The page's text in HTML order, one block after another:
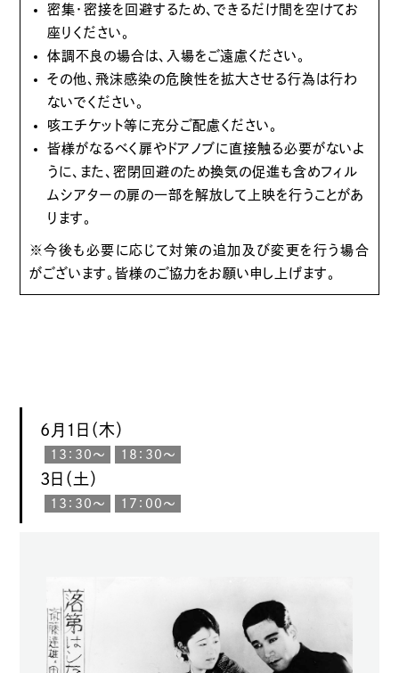
密集・密接を回避するため、できるだけ間を空けてお
座りください。
体調不良の場合は、入場をご遠慮ください。
その他、飛沫感染の危険性を拡大させる行為は行わ
ないでください。
咳エチケット等に充分ご配慮ください。
皆様がなるべく扉やドアノブに直接触る必要がないよ
うに、また、密閉回避のため換気の促進も含めフィル
ムシアターの扉の一部を解放して上映を行うことがあ
ります。
※今後も必要に応じて対策の追加及び変更を行う場合
がございます。皆様のご協力をお願い申し上げます。
6月1日（木）
13：30〜 18：30〜
3日（土）
13：30〜 17：00〜